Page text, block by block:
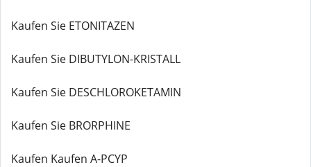
Kaufen Sie ETONITAZEN
Kaufen Sie DIBUTYLON-KRISTALL
Kaufen Sie DESCHLOROKETAMIN
Kaufen Sie BRORPHINE
Kaufen Kaufen A-PCYP